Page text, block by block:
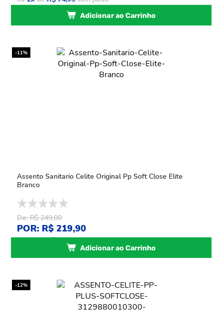
Adicionar ao Carrinho
-11%
Assento Sanitario Celite Original Pp Soft Close Elite
Branco
De: R$ 249,00
POR: R$ 219,90
ou4xdeR$ 54,97sem juros
Adicionar ao Carrinho
-12%